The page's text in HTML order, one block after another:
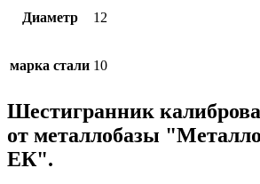
Диаметр 12
марка стали 10
Шестигранник
от металлобазы
ЕК".